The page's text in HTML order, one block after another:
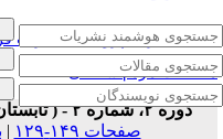
انتشارات پژوهشگاه میراث
مردم شناختی
دوره ۲، شماره ۲ - ( تابستان ۱۳۹۵ )
صفحات ۱۴۹-۱۲۹
|